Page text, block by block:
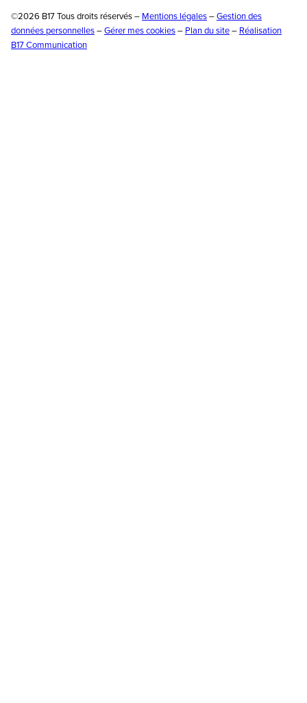
©2026 B17 Tous droits réservés – Mentions légales–Gestion des
données personnelles–Gérer mes cookies– Plan du site– Réalisation
B17 Communication